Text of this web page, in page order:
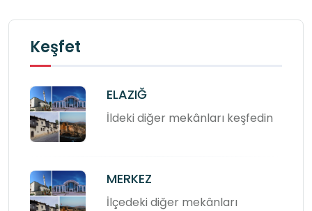
Keşfet
ELAZIĞ
İldeki diğer mekânları keşfedin
MERKEZ
İlçedeki diğer mekânları